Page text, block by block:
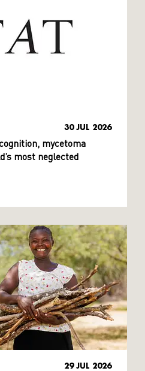
30 JUL 2026
mycetoma
most neglected
29 JUL 2026